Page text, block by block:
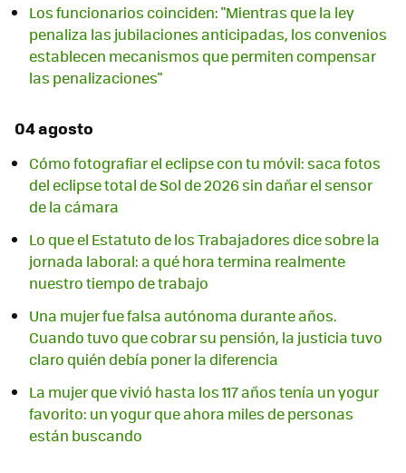
Los funcionarios coinciden: "Mientras que la ley
penaliza las jubilaciones anticipadas, los convenios
establecen mecanismos que permiten compensar
las penalizaciones"
04 agosto
Cómo fotografiar el eclipse con tu móvil: saca fotos
del eclipse total de Sol de 2026 sin dañar el sensor
de la cámara
Lo que el Estatuto de los Trabajadores dice sobre la
jornada laboral: a qué hora termina realmente
nuestro tiempo de trabajo
Una mujer fue falsa autónoma durante años.
Cuando tuvo que cobrar su pensión, la justicia tuvo
claro quién debía poner la diferencia
La mujer que vivió hasta los 117 años tenía un yogur
favorito: un yogur que ahora miles de personas
están buscando